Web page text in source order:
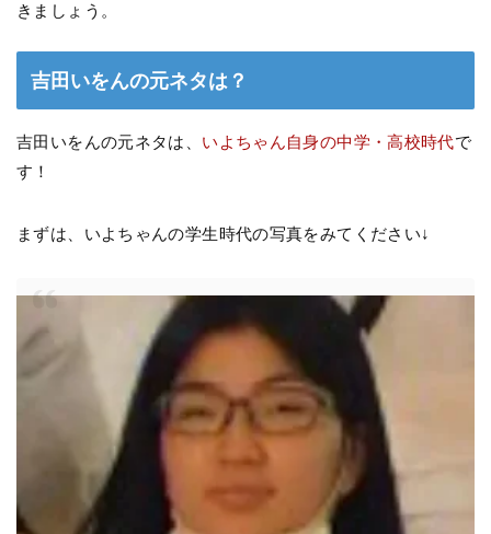
きましょう。
吉田いをんの元ネタは？
吉田いをんの元ネタは、 いよちゃん自身の中学・高校時代で
す！
まずは、いよちゃんの学生時代の写真をみてください↓